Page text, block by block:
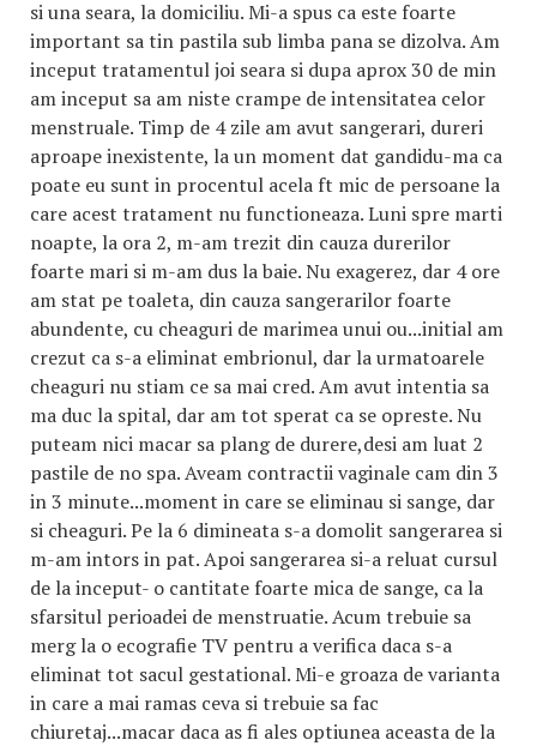
si una seara, la domiciliu. Mi-a spus ca este foarte
important sa tin pastila sub limba pana se dizolva. Am
inceput tratamentul joi seara si dupa aprox 30 de min
am inceput sa am niste crampe de intensitatea celor
menstruale. Timp de 4 zile am avut sangerari, dureri
aproape inexistente, la un moment dat gandidu-ma ca
poate eu sunt in procentul acela ft mic de persoane la
care acest tratament nu functioneaza. Luni spre marti
noapte, la ora 2, m-am trezit din cauza durerilor
foarte mari si m-am dus la baie. Nu exagerez, dar 4 ore
am stat pe toaleta, din cauza sangerarilor foarte
abundente, cu cheaguri de marimea unui ou...initial am
crezut ca s-a eliminat embrionul, dar la urmatoarele
cheaguri nu stiam ce sa mai cred. Am avut intentia sa
ma duc la spital, dar am tot sperat ca se opreste. Nu
puteam nici macar sa plang de durere,desi am luat 2
pastile de no spa. Aveam contractii vaginale cam din 3
in 3 minute...moment in care se eliminau si sange, dar
si cheaguri. Pe la 6 dimineata s-a domolit sangerarea si
m-am intors in pat. Apoi sangerarea si-a reluat cursul
de la inceput- o cantitate foarte mica de sange, ca la
sfarsitul perioadei de menstruatie. Acum trebuie sa
merg la o ecografie TV pentru a verifica daca s-a
eliminat tot sacul gestational. Mi-e groaza de varianta
in care a mai ramas ceva si trebuie sa fac
chiuretaj...macar daca as fi ales optiunea aceasta de la